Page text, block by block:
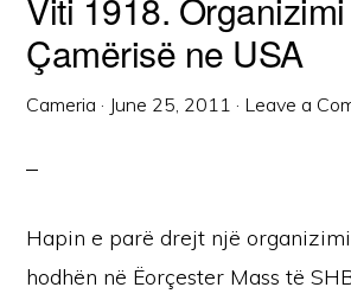
Çamërisë ne USA
Cameria · June 25, 2011 · Leave a
Hapin e parë drejt një
hodhën në Ëorçester Mass të